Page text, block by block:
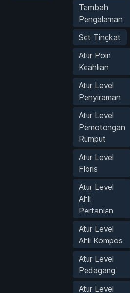
Tambah
Pengalaman
Set Tingkat
Atur Poin
Keahlian
Atur Level
Penyiraman
Atur Level
Pemotongan
Rumput
Atur Level
Floris
Atur Level
Ahli
Pertanian
Atur Level
Ahli Kompos
Atur Level
Pedagang
Atur Level